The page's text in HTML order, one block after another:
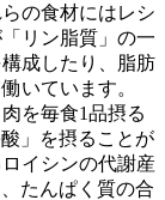
の食材にはレシ
リン脂質」の一
成したり、脂肪
いています。
を毎食1品摂る
」を摂ることが
イシンの代謝産
たんぱく質の合